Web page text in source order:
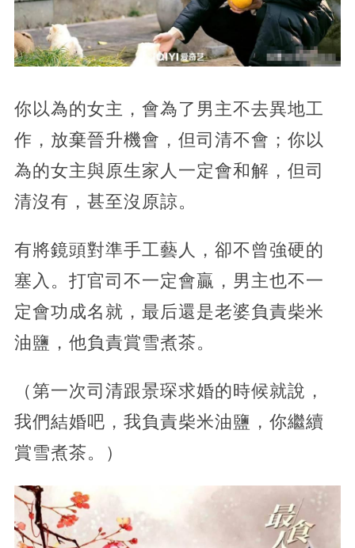
你以為的女主，會為了男主不去異地工
作，放棄晉升機會，但司清不會；你以
為的女主與原生家人一定會和解，但司
清沒有，甚至沒原諒。
有將鏡頭對準手工藝人，卻不曾強硬的
塞入。打官司不一定會贏，男主也不一
定會功成名就，最后還是老婆負責柴米
油鹽，他負責賞雪煮茶。
（第一次司清跟景琛求婚的時候就說，
我們結婚吧，我負責柴米油鹽，你繼續
賞雪煮茶。）